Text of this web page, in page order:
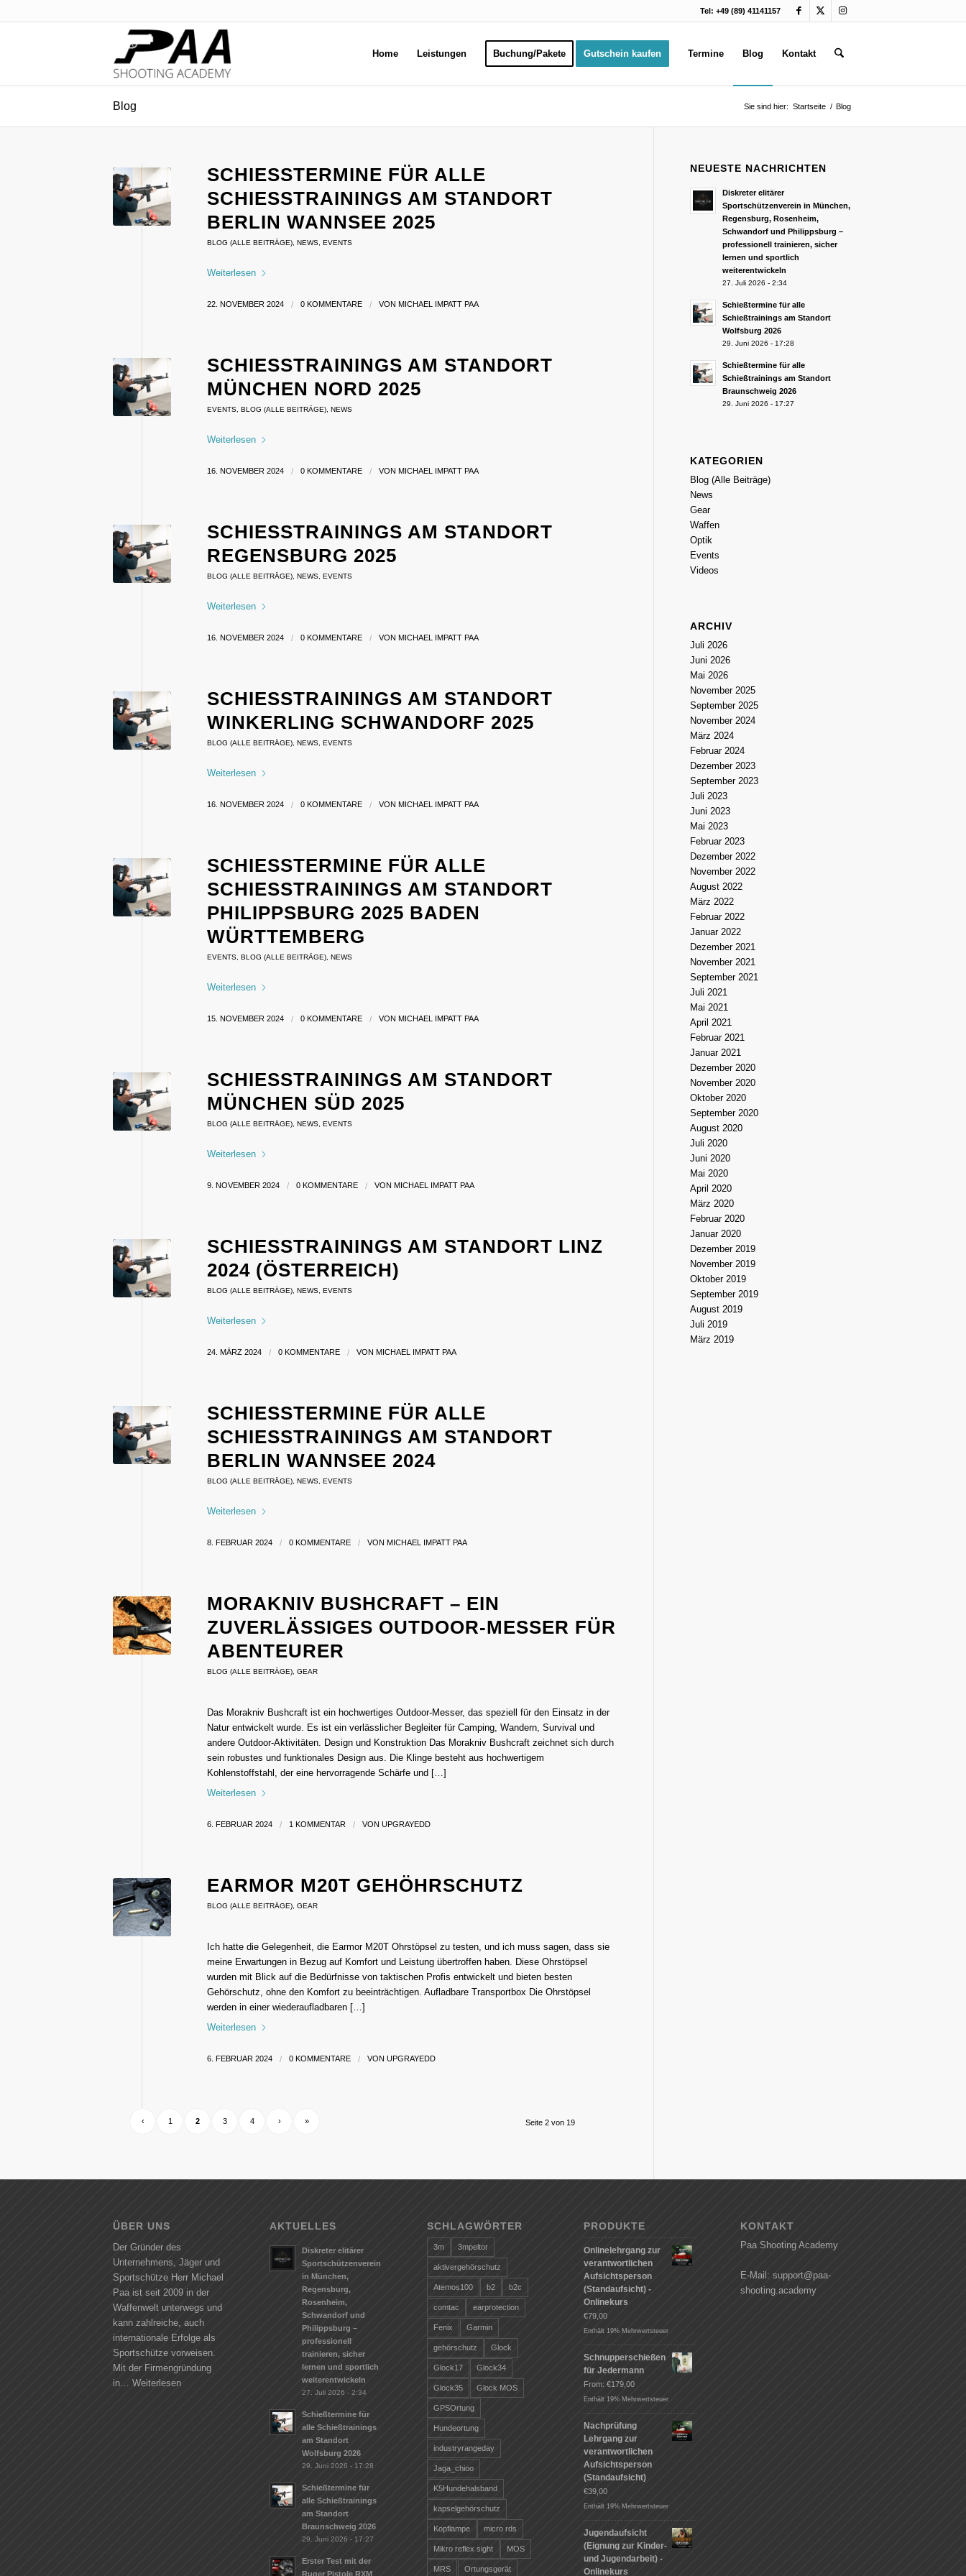
Tel: +49 (89) 41141157
Home Leistungen Buchung/Pakete Gutschein kaufen Termine Blog Kontakt
Blog Sie sind hier: Startseite / Blog
SCHIESSTERMINE FÜR ALLE S
CHIESSTRAININGS AM STANDORT BE
RLIN WANNSEE 2025
BLOG (ALLE BEITRÄGE) NEWS EVENTS
Weiterlesen
22. NOVEMBER 2024 / 0 KOMMENTARE / VON MICHAEL IMPATT PAA
SCHIESSTRAININGS AM STANDORT M
ÜNCHEN NORD 2025
EVENTS BLOG (ALLE BEITRÄGE) NEWS
Weiterlesen
16. NOVEMBER 2024 / 0 KOMMENTARE / VON MICHAEL IMPATT PAA
SCHIESSTRAININGS AM STANDORT R
EGENSBURG 2025
BLOG (ALLE BEITRÄGE) NEWS EVENTS
Weiterlesen
16. NOVEMBER 2024 / 0 KOMMENTARE / VON MICHAEL IMPATT PAA
SCHIESSTRAININGS AM STANDORT W
INKERLING SCHWANDORF 2025
BLOG (ALLE BEITRÄGE) NEWS EVENTS
Weiterlesen
16. NOVEMBER 2024 / 0 KOMMENTARE / VON MICHAEL IMPATT PAA
SCHIESSTERMINE FÜR ALLE S
CHIESSTRAININGS AM STANDORT PH
ILIPPSBURG 2025 BADEN WÜ
RTTEMBERG
EVENTS BLOG (ALLE BEITRÄGE) NEWS
Weiterlesen
15. NOVEMBER 2024 / 0 KOMMENTARE / VON MICHAEL IMPATT PAA
SCHIESSTRAININGS AM STANDORT M
ÜNCHEN SÜD 2025
BLOG (ALLE BEITRÄGE) NEWS EVENTS
Weiterlesen
9. NOVEMBER 2024 / 0 KOMMENTARE / VON MICHAEL IMPATT PAA
SCHIESSTRAININGS AM STANDORT LINZ 2
024 (ÖSTERREICH)
BLOG (ALLE BEITRÄGE) NEWS EVENTS
Weiterlesen
24. MÄRZ 2024 / 0 KOMMENTARE / VON MICHAEL IMPATT PAA
SCHIESSTERMINE FÜR ALLE S
CHIESSTRAININGS AM STANDORT BE
RLIN WANNSEE 2024
BLOG (ALLE BEITRÄGE) NEWS EVENTS
Weiterlesen
8. FEBRUAR 2024 / 0 KOMMENTARE / VON MICHAEL IMPATT PAA
MORAKNIV BUSHCRAFT – EIN
ZUVERLÄSSIGES OUTDOOR-MESSER FÜR
ABENTEURER
BLOG (ALLE BEITRÄGE) GEAR
Das Morakniv Bushcraft ist ein hochwertiges Outdoor-Messer, das speziell für den Einsatz in der
Natur entwickelt wurde. Es ist ein verlässlicher Begleiter für Camping, Wandern, Survival und
andere Outdoor-Aktivitäten. Design und Konstruktion Das Morakniv Bushcraft zeichnet sich durch
sein robustes und funktionales Design aus. Die Klinge besteht aus hochwertigem
Kohlenstoffstahl, der eine hervorragende Schärfe und […]
Weiterlesen
6. FEBRUAR 2024 / 1 KOMMENTAR / VON UPGRAYEDD
EARMOR M20T GEHÖHRSCHUTZ
BLOG (ALLE BEITRÄGE) GEAR
Ich hatte die Gelegenheit, die Earmor M20T Ohrstöpsel zu testen, und ich muss sagen, dass sie
meine Erwartungen in Bezug auf Komfort und Leistung übertroffen haben. Diese Ohrstöpsel
wurden mit Blick auf die Bedürfnisse von taktischen Profis entwickelt und bieten besten
Gehörschutz, ohne den Komfort zu beeinträchtigen. Aufladbare Transportbox Die Ohrstöpsel
werden in einer wiederaufladbaren […]
Weiterlesen
6. FEBRUAR 2024 / 0 KOMMENTARE / VON UPGRAYEDD
Seite 2 von 19
‹ 1 2 3 4 › »
NEUESTE NACHRICHTEN
Diskreter elitärer
Sportschützenverein in München,
Regensburg, Rosenheim,
Schwandorf und Philippsburg –
professionell trainieren, sicher
lernen und sportlich
weiterentwickeln
27. Juli 2026 - 2:34
Schießtermine für alle
Schießtrainings am Standort
Wolfsburg 2026
29. Juni 2026 - 17:28
Schießtermine für alle
Schießtrainings am Standort
Braunschweig 2026
29. Juni 2026 - 17:27
KATEGORIEN
Blog (Alle Beiträge)
News
Gear
Waffen
Optik
Events
Videos
ARCHIV
Juli 2026
Juni 2026
Mai 2026
November 2025
September 2025
November 2024
März 2024
Februar 2024
Dezember 2023
September 2023
Juli 2023
Juni 2023
Mai 2023
Februar 2023
Dezember 2022
November 2022
August 2022
März 2022
Februar 2022
Januar 2022
Dezember 2021
November 2021
September 2021
Juli 2021
Mai 2021
April 2021
Februar 2021
Januar 2021
Dezember 2020
November 2020
Oktober 2020
September 2020
August 2020
Juli 2020
Juni 2020
Mai 2020
April 2020
März 2020
Februar 2020
Januar 2020
Dezember 2019
November 2019
Oktober 2019
September 2019
August 2019
Juli 2019
März 2019
ÜBER UNS
Der Gründer des
Unternehmens, Jäger und
Sportschütze Herr Michael
Paa ist seit 2009 in der
Waffenwelt unterwegs und
kann zahlreiche, auch
internationale Erfolge als
Sportschütze vorweisen.
Mit der Firmengründung
in… Weiterlesen
AKTUELLES
Diskreter elitärer
Sportschützenverein
in München,
Regensburg,
Rosenheim,
Schwandorf und
Philippsburg –
professionell
trainieren, sicher
lernen und sportlich
weiterentwickeln
27. Juli 2026 - 2:34
Schießtermine für
alle Schießtrainings
am Standort
Wolfsburg 2026
29. Juni 2026 - 17:28
Schießtermine für
alle Schießtrainings
am Standort
Braunschweig 2026
29. Juni 2026 - 17:27
Erster Test mit der
Ruger Pistole RXM
SCHLAGWÖRTER
3m 3mpeltor
aktivergehörschutz
Atemos100 b2 b2c
comtac earprotection
Fenix Garmin
gehörschutz Glock
Glock17 Glock34
Glock35 Glock MOS
GPSOrtung
Hundeortung
industryrangeday
Jaga_chioo
K5Hundehalsband
kapselgehörschutz
Kopflampe micro rds
Mikro reflex sight MOS
MRS Ortungsgerät
PRODUKTE
Onlinelehrgang zur
verantwortlichen
Aufsichtsperson
(Standaufsicht) -
Onlinekurs
€79,00
Enthält 19% Mehrwertsteuer
Schnupperschießen
für Jedermann
From:€179,00
Enthält 19% Mehrwertsteuer
Nachprüfung
Lehrgang zur
verantwortlichen
Aufsichtsperson
(Standaufsicht)
€39,00
Enthält 19% Mehrwertsteuer
Jugendaufsicht
(Eignung zur Kinder-
und Jugendarbeit) -
Onlinekurs
KONTAKT
Paa Shooting Academy
E-Mail: support@paa-
shooting.academy